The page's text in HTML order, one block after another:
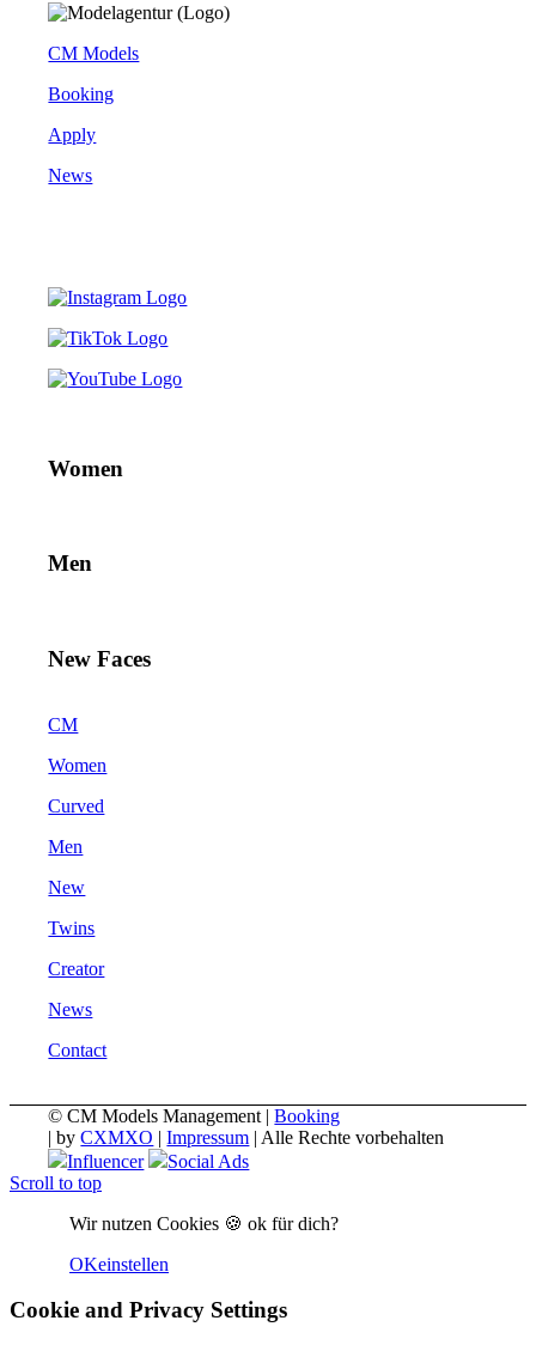
CM Models
Booking
Apply
News
Women
Men
New Faces
CM
Women
Curved
Men
New
Twins
Creator
News
Contact
© CM Models Management |Booking
|byCXMXO |Impressum | Alle Rechte vorbehalten
Influencer
Social Ads
Scroll to top
Wir nutzen Cookies 🍪 ok für dich?
OKeinstellen
Cookie and Privacy Settings